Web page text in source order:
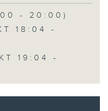
- 20:00)
18:04 -
19:04 -